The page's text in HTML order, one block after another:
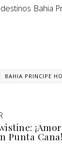
Bahia
BAHIA PRINCIPE
¡Amor
Punta Cana!